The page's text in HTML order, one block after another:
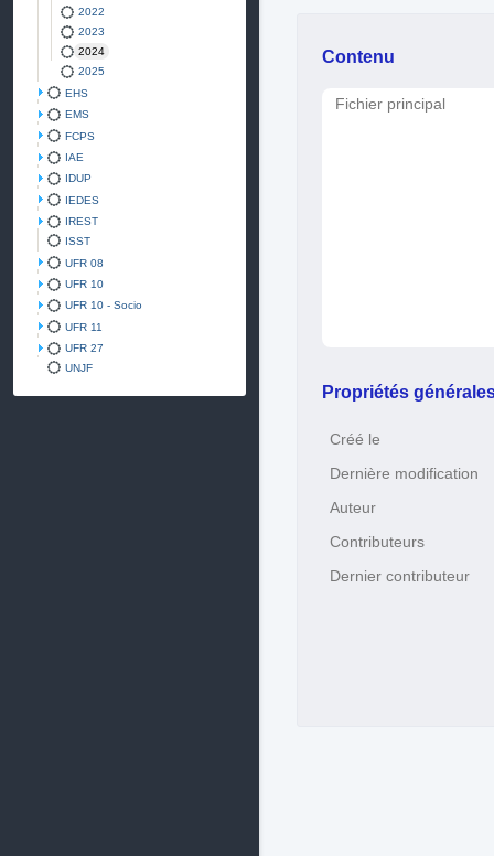
2022
2023
2024
2025
EHS
EMS
FCPS
IAE
IDUP
IEDES
IREST
ISST
UFR 08
UFR 10
UFR 10 - Socio
UFR 11
UFR 27
UNJF
Contenu
Fichier principal
Propriétés
Créé le
Dernière modification
Auteur
Contributeurs
Dernier contributeur